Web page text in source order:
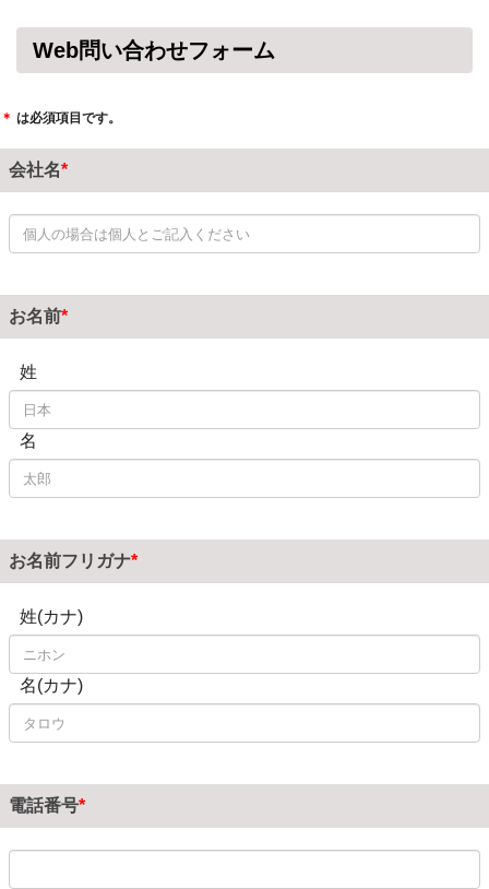
Web問い合わせフォーム
＊ は必須項目です。
会社名
お名前
姓
名
お名前フリガナ
姓(カナ)
名(カナ)
電話番号